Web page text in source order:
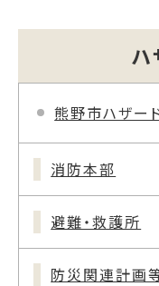
ハ
熊野市ハザー
消防本部
避難・救護所
防災関連計画